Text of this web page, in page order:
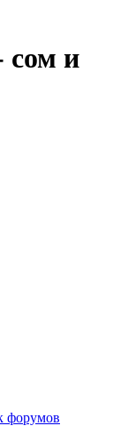
и
форумов